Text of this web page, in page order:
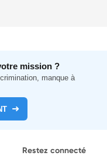
mission ?
manque à
Restez connecté